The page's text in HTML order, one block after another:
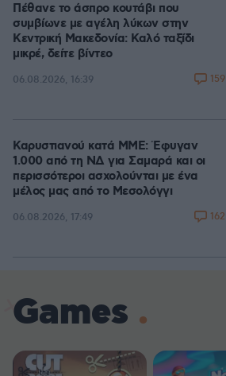
Πέθανε το άσπρο κουτάβι που
συμβίωνε με αγέλη λύκων στην
Κεντρική Μακεδονία: Καλό ταξίδι
μικρέ, δείτε βίντεο
06.08.2026, 16:39 159
Καρυστιανού κατά ΜΜΕ: Έφυγαν
1.000 από τη ΝΔ για Σαμαρά και οι
περισσότεροι ασχολούνται με ένα
μέλος μας από το Μεσολόγγι
06.08.2026, 17:49 162
Games